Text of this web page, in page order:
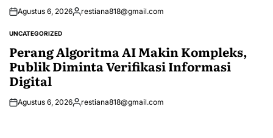
Agustus 6, 2026Posted
restiana818@gmail.com
POSTED
UNCATEGORIZED
Perang Algoritma AI Makin Kompleks,
Publik Diminta Verifikasi Informasi
Digital
Agustus 6, 2026Posted
restiana818@gmail.com